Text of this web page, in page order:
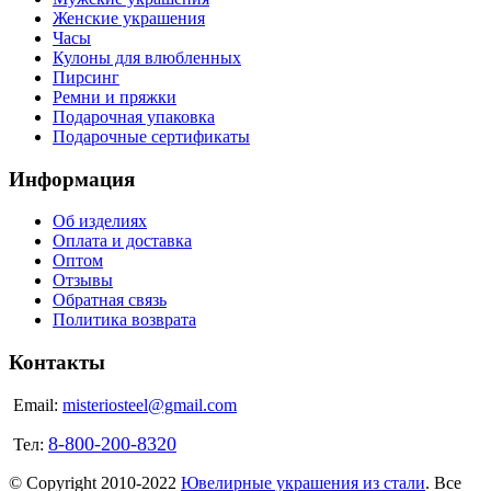
Женские украшения
Часы
Кулоны для влюбленных
Пирсинг
Ремни и пряжки
Подарочная упаковка
Подарочные сертификаты
Информация
Об изделиях
Оплата и доставка
Оптом
Отзывы
Обратная связь
Политика возврата
Контакты
Email: misteriosteel@gmail.com
Тел: 8-800-200-8320
© Copyright 2010-2022 Ювелирные украшения из стали. Все